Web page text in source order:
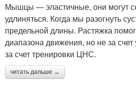
Мышцы — эластичные, они могут
удлиняться. Когда мы разогнуть
предельной длины. Растяжка
диапазона движения, но не за
за счет тренировки ЦНС.
читать дальше →